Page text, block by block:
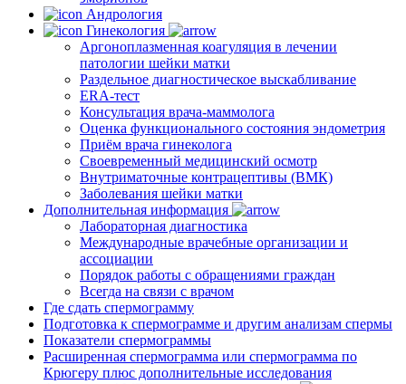
Андрология
Гинекология
Аргоноплазменная коагуляция в лечении
патологии шейки матки
Раздельное диагностическое выскабливание
ERA-тест
Консультация врача-маммолога
Оценка функционального состояния эндометрия
Приём врача гинеколога
Своевременный медицинский осмотр
Внутриматочные контрацептивы (ВМК)
Заболевания шейки матки
Дополнительная информация
Лабораторная диагностика
Международные врачебные организации и
ассоциации
Порядок работы с обращениями граждан
Всегда на связи с врачом
Где сдать спермограмму
Подготовка к спермограмме и другим анализам спермы
Показатели спермограммы
Расширенная спермограмма или спермограмма по
Крюгеру плюс дополнительные исследования